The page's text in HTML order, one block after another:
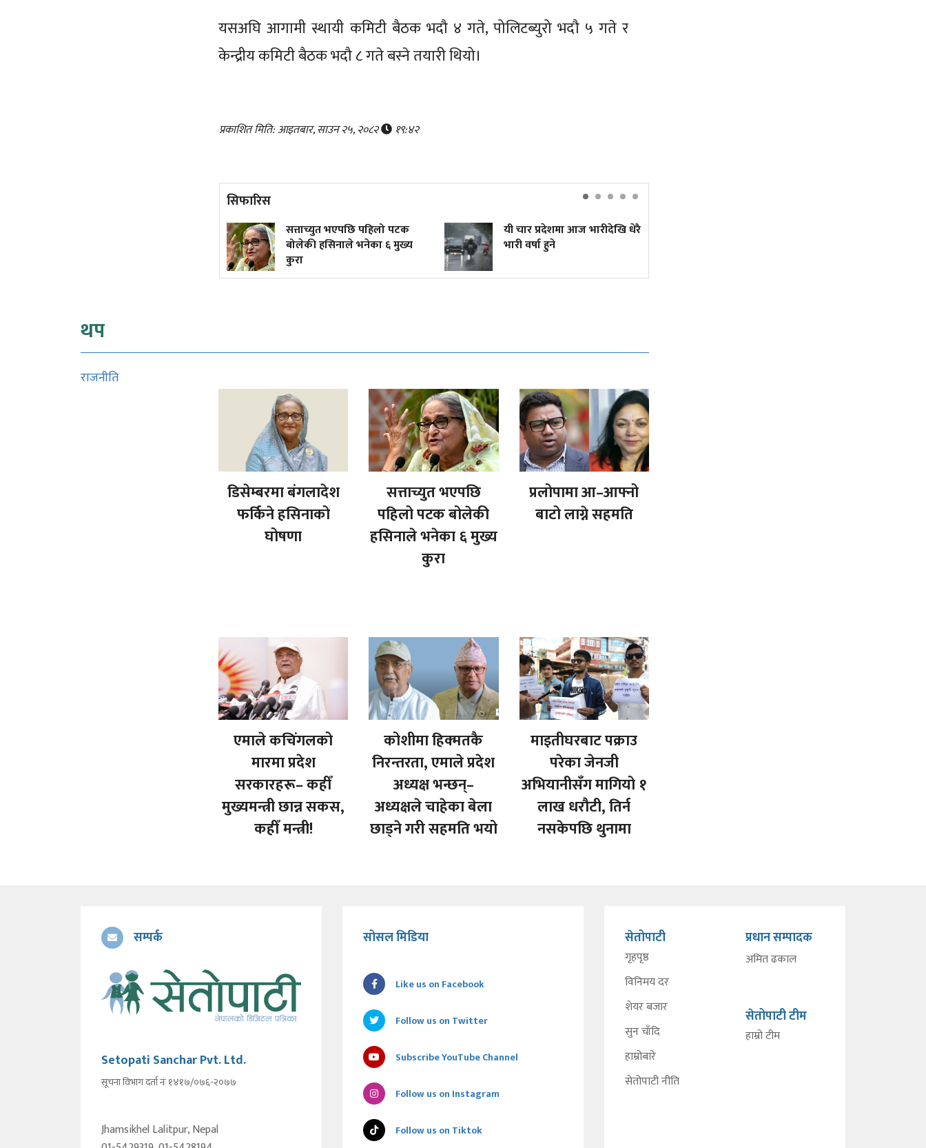
यसअघि आगामी स्थायी कमिटी बैठक भदौ ४ गते, पोलिटब्युरो भदौ ५ गते र
केन्द्रीय कमिटी बैठक भदौ ८ गते बस्ने तयारी थियो।
प्रकाशित मिति: आइतबार, साउन २५, २०८२ १९:४२
सिफारिस
सत्ताच्युत भएपछि पहिलो पटक
बोलेकी हसिनाले भनेका ६ मुख्य
कुरा
यी चार प्रदेशमा आज भारीदेखि धेरै
भारी वर्षा हुने
थप
राजनीति
डिसेम्बरमा बंगलादेश
फर्किने हसिनाको
घोषणा
सत्ताच्युत भएपछि
पहिलो पटक बोलेकी
हसिनाले भनेका ६ मुख्य
कुरा
प्रलोपामा आ–आफ्नो
बाटो लाग्ने सहमति
एमाले कचिंगलको
मारमा प्रदेश
सरकारहरू– कहीँ
मुख्यमन्त्री छान्न सकस,
कहीँ मन्त्री!
कोशीमा हिक्मतकै
निरन्तरता, एमाले प्रदेश
अध्यक्ष भन्छन्–
अध्यक्षले चाहेका बेला
छाड्ने गरी सहमति भयो
माइतीघरबाट पक्राउ
परेका जेनजी
अभियानीसँग मागियो १
लाख धरौटी, तिर्न
नसकेपछि थुनामा
सम्पर्क
Setopati Sanchar Pvt. Ltd.
सूचना विभाग दर्ता नंः १४१७/०७६-२०७७
Jhamsikhel Lalitpur, Nepal
सोसल मिडिया
Like us on Facebook
Follow us on Twitter
Subscribe YouTube Channel
Follow us on Instagram
Follow us on Tiktok
सेतोपाटी
गृहपृष्ठ
विनिमय दर
शेयर बजार
सुन चाँदि
हाम्रोबारे
सेतोपाटी नीति
प्रधान सम्पादक
अमित ढकाल
सेतोपाटी टीम
हाम्रो टीम